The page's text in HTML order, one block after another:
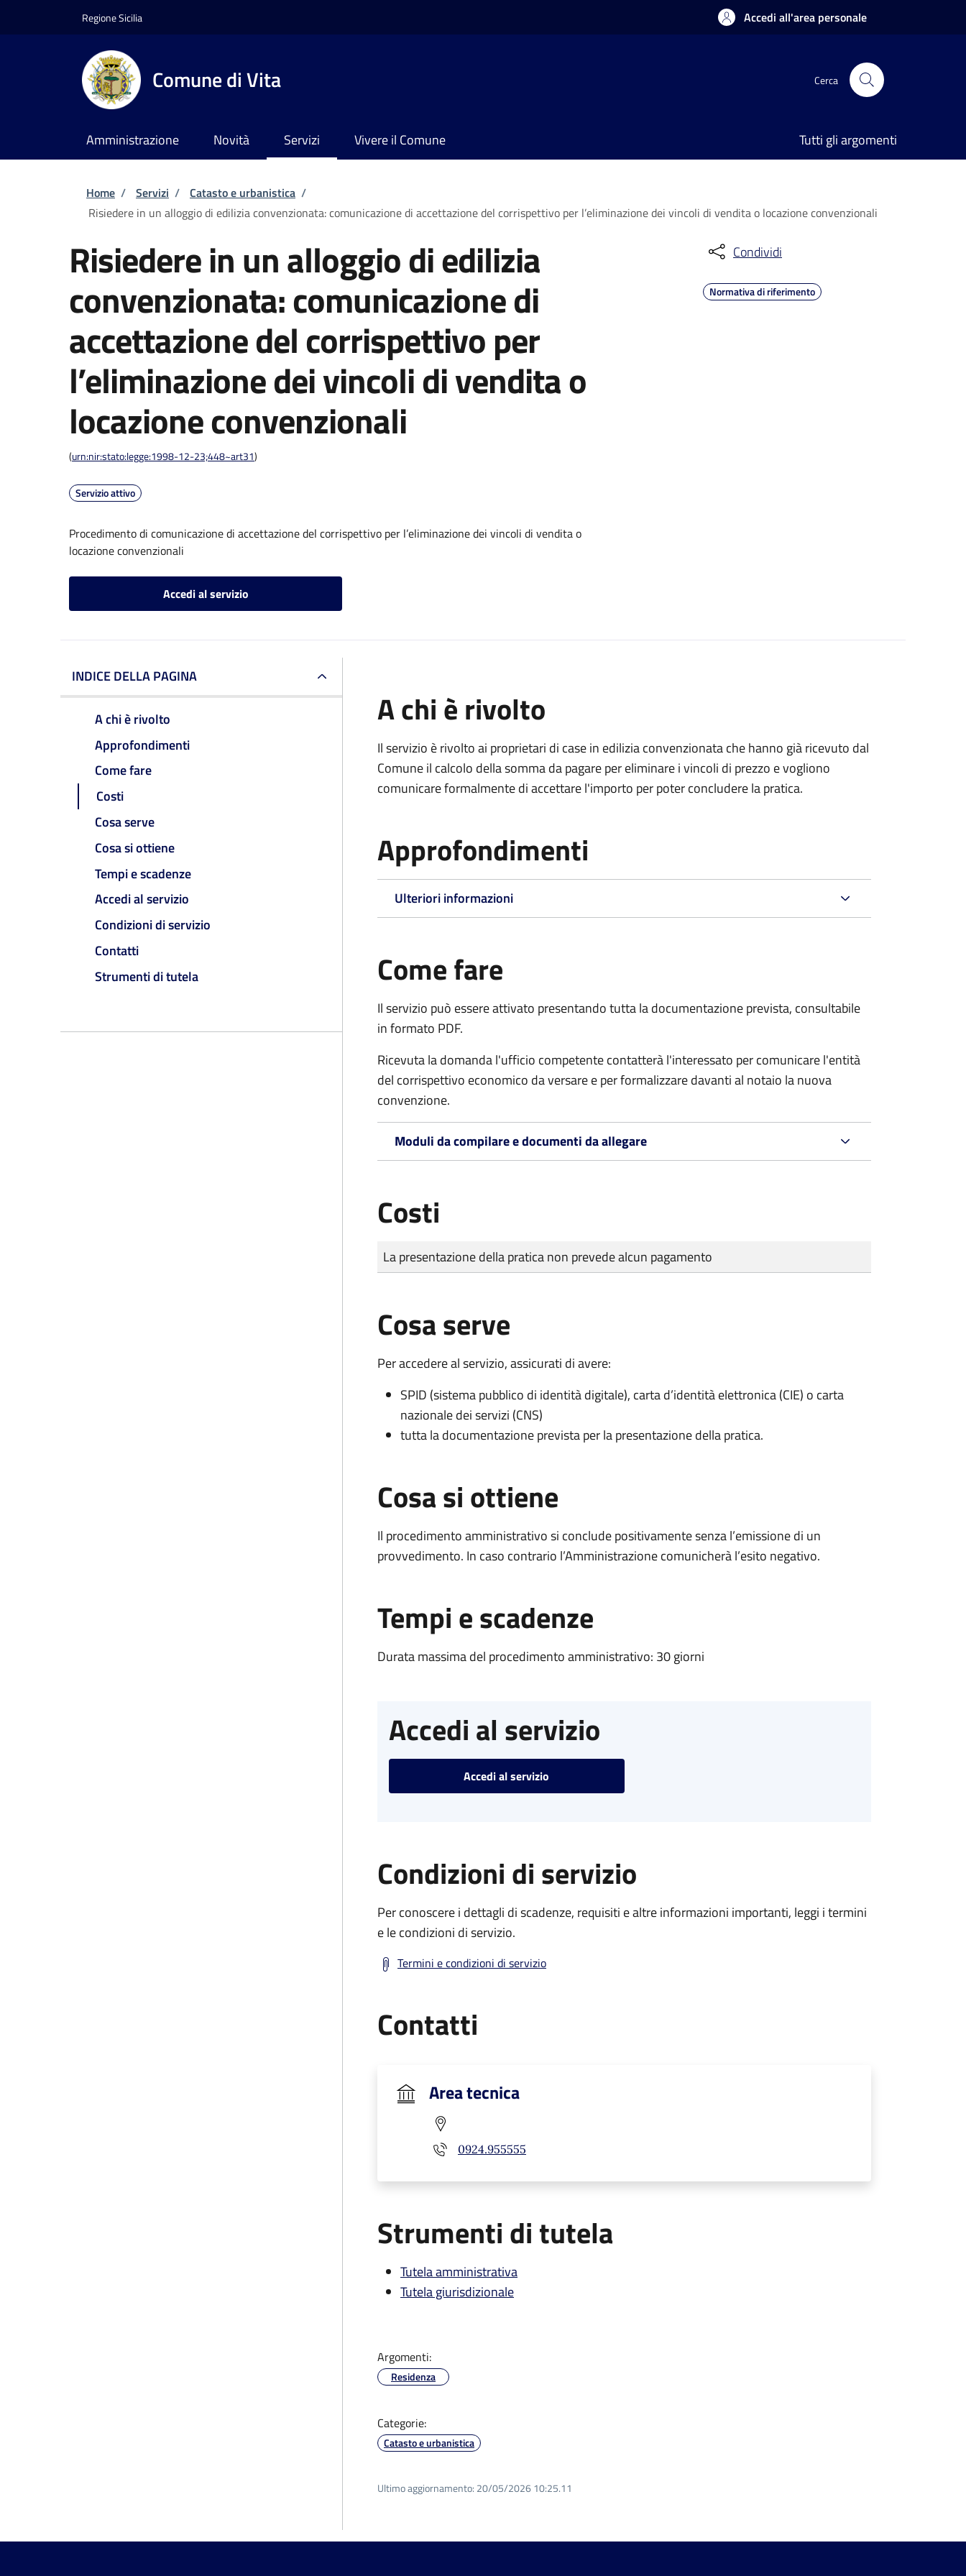
Regione Sicilia Accedi all'area personale
Comune di Vita Cerca
Amministrazione Novità Servizi Vivere il Comune Tutti gli argomenti
Briciole di pane
Home / Servizi / Catasto e urbanistica /
Risiedere in un alloggio di edilizia convenzionata: comunicazione di accettazione del corrispettivo per l’eliminazione dei vincoli di vendita o locazione convenzionali
Risiedere in un alloggio di edilizia
convenzionata: comunicazione di
accettazione del corrispettivo per
l’eliminazione dei vincoli di vendita o
locazione convenzionali
(urn:nir:stato:legge:1998-12-23;448~art31)
Servizio attivo
Procedimento di comunicazione di accettazione del corrispettivo per l’eliminazione dei vincoli di vendita o
locazione convenzionali
Accedi al servizio
Condividi
Normativa di riferimento
INDICE DELLA PAGINA
A chi è rivolto
Approfondimenti
Come fare
Costi
Cosa serve
Cosa si ottiene
Tempi e scadenze
Accedi al servizio
Condizioni di servizio
Contatti
Strumenti di tutela
A chi è rivolto
Il servizio è rivolto ai proprietari di case in edilizia convenzionata che hanno già ricevuto dal
Comune il calcolo della somma da pagare per eliminare i vincoli di prezzo e vogliono
comunicare formalmente di accettare l'importo per poter concludere la pratica.
Approfondimenti
Ulteriori informazioni
Come fare
Il servizio può essere attivato presentando tutta la documentazione prevista, consultabile
in formato PDF.
Ricevuta la domanda l'ufficio competente contatterà l'interessato per comunicare l'entità
del corrispettivo economico da versare e per formalizzare davanti al notaio la nuova
convenzione.
Moduli da compilare e documenti da allegare
Costi
Tipo di pagamento
Importo
La presentazione della pratica non prevede alcun pagamento
Cosa serve
Per accedere al servizio, assicurati di avere:
SPID (sistema pubblico di identità digitale), carta d’identità elettronica (CIE) o carta
nazionale dei servizi (CNS)
tutta la documentazione prevista per la presentazione della pratica.
Cosa si ottiene
Il procedimento amministrativo si conclude positivamente senza l’emissione di un
provvedimento. In caso contrario l’Amministrazione comunicherà l’esito negativo.
Tempi e scadenze
Durata massima del procedimento amministrativo: 30 giorni
Accedi al servizio
Accedi al servizio
Condizioni di servizio
Per conoscere i dettagli di scadenze, requisiti e altre informazioni importanti, leggi i termini
e le condizioni di servizio.
Termini e condizioni di servizio
Contatti
Area tecnica
0924.955555
Strumenti di tutela
Tutela amministrativa
Tutela giurisdizionale
Argomenti:
Residenza
Categorie:
Catasto e urbanistica
Ultimo aggiornamento: 20/05/2026 10:25.11